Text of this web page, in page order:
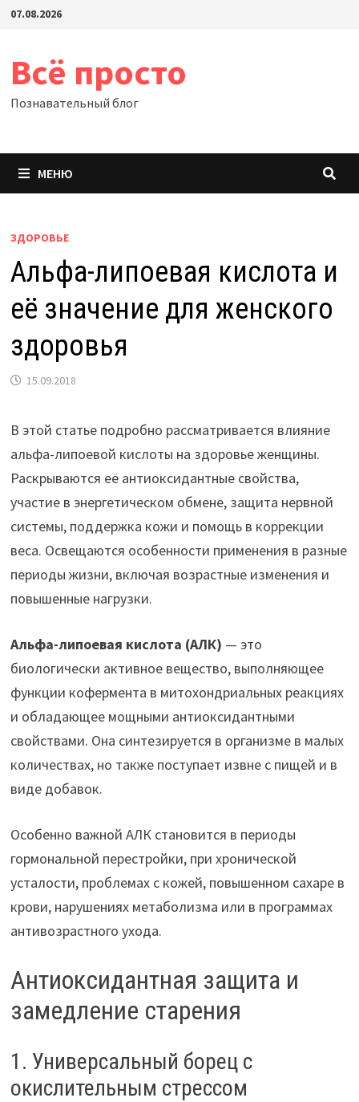
Перейти
07.08.2026
Всё просто
Познавательный блог
МЕНЮ
ЗДОРОВЬЕ
Альфа-липоевая кислота и
её значение для женского
здоровья
15.09.2018
В этой статье подробно рассматривается влияние
альфа-липоевой кислоты на здоровье женщины.
Раскрываются её антиоксидантные свойства,
участие в энергетическом обмене, защита нервной
системы, поддержка кожи и помощь в коррекции
веса. Освещаются особенности применения в разные
периоды жизни, включая возрастные изменения и
повышенные нагрузки.
Альфа-липоевая кислота (АЛК) — это
биологически активное вещество, выполняющее
функции кофермента в митохондриальных реакциях
и обладающее мощными антиоксидантными
свойствами. Она синтезируется в организме в малых
количествах, но также поступает извне с пищей и в
виде добавок.
Особенно важной АЛК становится в периоды
гормональной перестройки, при хронической
усталости, проблемах с кожей, повышенном сахаре в
крови, нарушениях метаболизма или в программах
антивозрастного ухода.
Антиоксидантная защита и
замедление старения
1. Универсальный борец с
окислительным стрессом